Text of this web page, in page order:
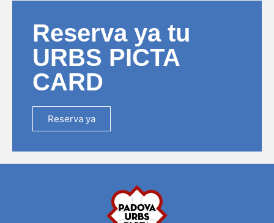
Reserva ya tu
URBS PICTA
CARD
Reserva ya